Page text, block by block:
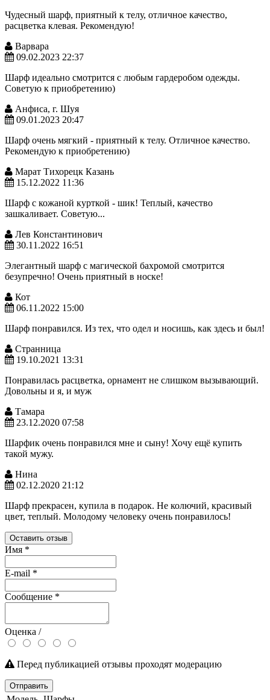
Чудесный шарф, приятный к телу, отличное качество,
расцветка клевая. Рекомендую!
Варвара
09.02.2023 22:37
Шарф идеально смотрится с любым гардеробом одежды.
Советую к приобретению)
Анфиса, г. Шуя
09.01.2023 20:47
Шарф очень мягкий - приятный к телу. Отличное качество.
Рекомендую к приобретению)
Марат Тихорецк Казань
15.12.2022 11:36
Шарф с кожаной курткой - шик! Теплый, качество
зашкаливает. Советую...
Лев Константинович
30.11.2022 16:51
Элегантный шарф с магической бахромой смотрится
безупречно! Очень приятный в носке!
Кот
06.11.2022 15:00
Шарф понравился. Из тех, что одел и носишь, как здесь и был!
Странница
19.10.2021 13:31
Понравилась расцветка, орнамент не слишком вызывающий.
Довольны и я, и муж
Тамара
23.12.2020 07:58
Шарфик очень понравился мне и сыну! Хочу ещё купить
такой мужу.
Нина
02.12.2020 21:12
Шарф прекрасен, купила в подарок. Не колючий, красивый
цвет, теплый. Молодому человеку очень понравилось!
Оставить отзыв
Имя *
E-mail *
Сообщение *
Оценка /
Перед публикацией отзывы проходят модерацию
Отправить